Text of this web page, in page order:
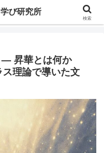
究し、セミナーや情報（ブログ、動
― 昇華とは何か
理論で導いた文
び研究所
検索